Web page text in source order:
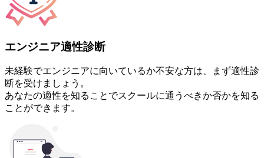
エンジニア適性診断
未経験でエンジニアに向いているか不安な方は、まず適性診
断を受けましょう。
あなたの適性を知ることでスクールに通うべきか否かを知る
ことができます。